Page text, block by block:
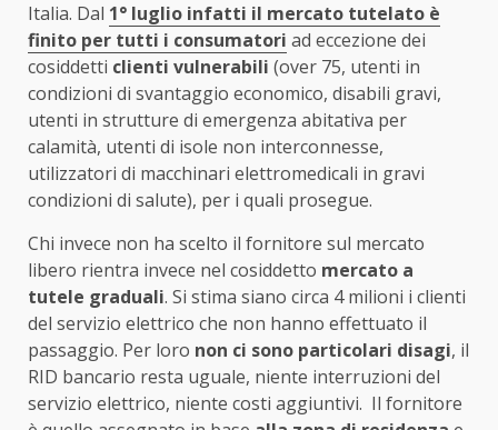
Italia. Dal 1° luglio infatti il mercato tutelato è
finito per tutti i consumatori ad eccezione dei
cosiddetti clienti vulnerabili (over 75, utenti in
condizioni di svantaggio economico, disabili gravi,
utenti in strutture di emergenza abitativa per
calamità, utenti di isole non interconnesse,
utilizzatori di macchinari elettromedicali in gravi
condizioni di salute), per i quali prosegue.
Chi invece non ha scelto il fornitore sul mercato
libero rientra invece nel cosiddetto mercato a
tutele graduali. Si stima siano circa 4 milioni i clienti
del servizio elettrico che non hanno effettuato il
passaggio. Per loro non ci sono particolari disagi, il
RID bancario resta uguale, niente interruzioni del
servizio elettrico, niente costi aggiuntivi. Il fornitore